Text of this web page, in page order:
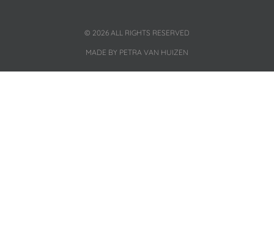
© 2026 ALL RIGHTS RESERVED
MADE BY PETRA VAN HUIZEN